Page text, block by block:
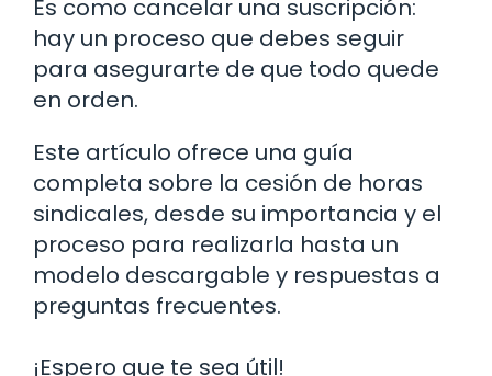
Es como cancelar una suscripción:
hay un proceso que debes seguir
para asegurarte de que todo quede
en orden.
Este artículo ofrece una guía
completa sobre la cesión de horas
sindicales, desde su importancia y el
proceso para realizarla hasta un
modelo descargable y respuestas a
preguntas frecuentes.
¡Espero que te sea útil!